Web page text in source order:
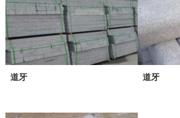
道牙 道牙